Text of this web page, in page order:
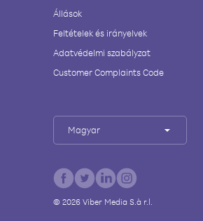
Állások
Feltételek és irányelvek
Adatvédelmi szabályzat
Customer Complaints Code
Magyar
© 2026Viber Media S.à r.l.